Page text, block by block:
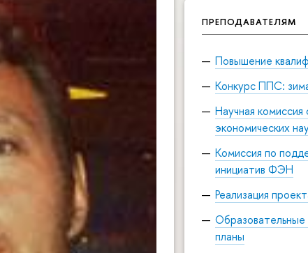
ПРЕПОДАВАТЕЛЯМ
Повышение
Конкурс ППС:
Научная комиссия
экономических
Комиссия по
инициатив ФЭН
Реализация
планы